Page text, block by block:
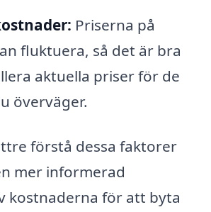
Priserna på
fluktuera, så det är bra
aktuella priser för de
överväger.
förstå dessa faktorer
mer informerad
kostnaderna för att byta